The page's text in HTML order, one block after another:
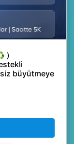
yalnızca bir
nedenle aynı
süreci
inceleme
yapmaktadır.
sabırlı
beklemektir.
postalar